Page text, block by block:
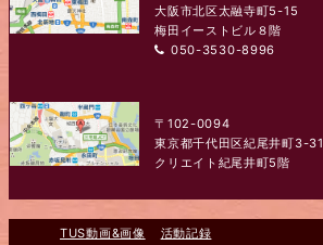
大阪市北区太融寺町5-15
梅田イーストビル８階
050-3530-8996
〒102-0094
東京都千代田区紀尾井町3-31
クリエイト紀尾井町5階
TUS動画&画像 活動記録